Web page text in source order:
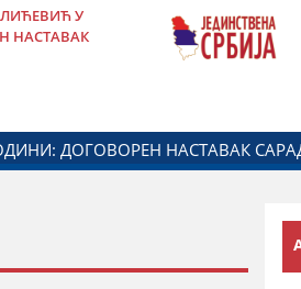
У
НАСТАВАК
МАРКОВИЋ НА